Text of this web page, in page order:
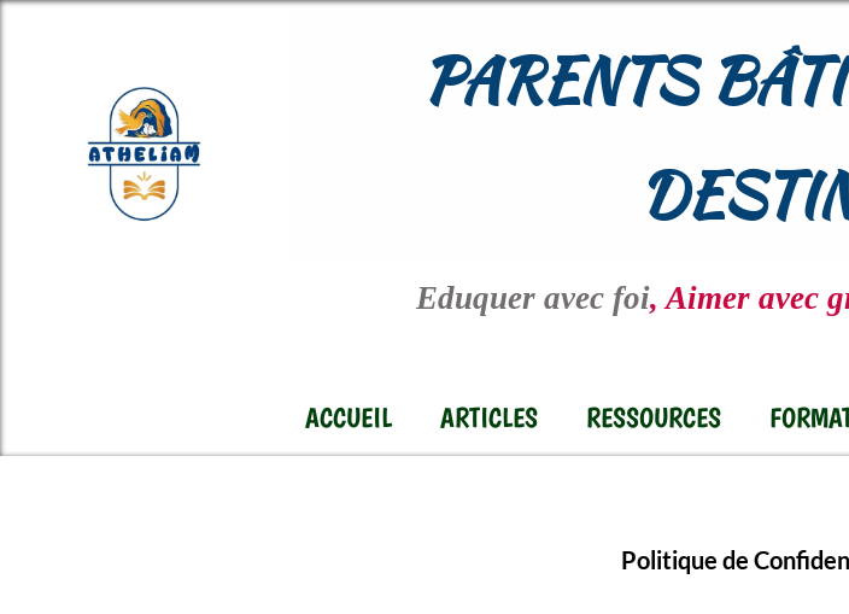
PARENTS
Eduquer avec foi, Aimer avec
ACCUEIL ARTICLES RESSOURCES
Politique de